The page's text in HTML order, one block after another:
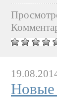
Новые